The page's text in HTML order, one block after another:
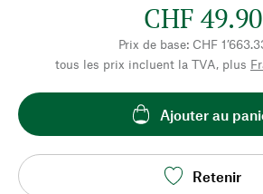
CHF 49.90
Prix de base: CHF
tous les prix incluent la TVA, plus
Ajouter au
Retenir